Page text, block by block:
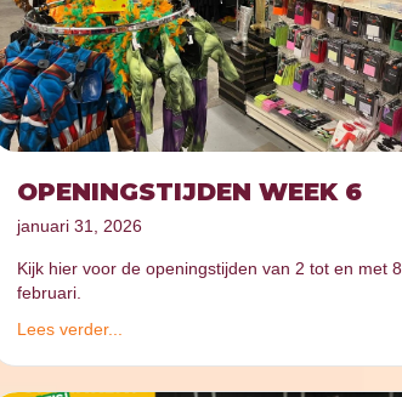
OPENINGSTIJDEN WEEK 6
januari 31, 2026
Kijk hier voor de openingstijden van 2 tot en met 8
februari.
Lees verder...